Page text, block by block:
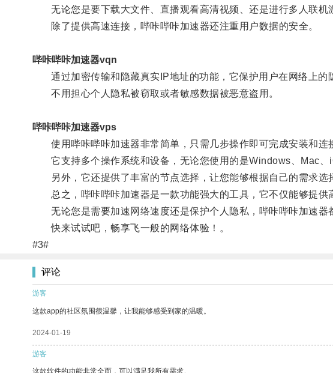
无论您是要下载大文件、直播观看高清视频、还是进行多人联机
除了提供高速连接，哔咔哔咔加速器还注重用户数据的安全。
哔咔哔咔加速器vqn
通过加密传输和隐藏真实IP地址的功能，它保护用户在网络上的
不用担心个人隐私被窃取或者敏感数据被恶意盗用。
哔咔哔咔加速器vps
使用哔咔哔咔加速器非常简单，只需几步操作即可完成安装和连
它支持多个操作系统和设备，无论您使用的是Windows、Mac、
另外，它还提供了丰富的节点选择，让您能够根据自己的需求选
总之，哔咔哔咔加速器是一款功能强大的工具，它不仅能够提供
无论您是需要加速网络速度还是保护个人隐私，哔咔哔咔加速器
快来试试吧，畅享飞一般的网络体验！。
#3#
评论
游客
这款app的社区氛围很温馨，让我能够感受到家的温暖。
2024-01-19
游客
这款软件的功能非常全面，可以满足我所有需求。